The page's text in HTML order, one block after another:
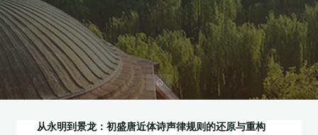
首
页
从永明到景龙：初盛唐近体诗声律规则的还原与重构